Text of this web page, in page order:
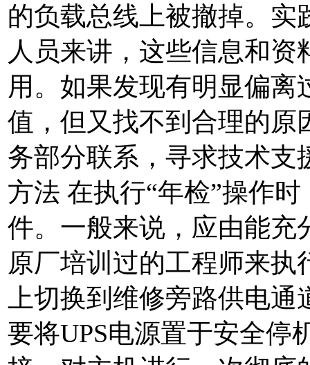
的负载总线上被撤掉。实
人员来讲，这些信息和
用。如果发现有明显偏
值，但又找不到合理的原
务部分联系，寻求技术支
方法 在执行“年检”操作
件。一般来说，应由能充
原厂培训过的工程师来执
上切换到维修旁路供电
要将UPS电源置于安全停